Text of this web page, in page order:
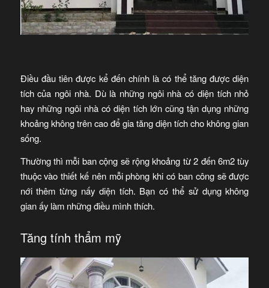
Điều đầu tiên được kể đến chính là có thể tăng được diện
tích của ngôi nhà. Dù là những ngôi nhà có diện tích nhỏ
hay những ngôi nhà có diện tích lớn cũng tận dụng những
khoảng không trên cao để gia tăng diện tích cho không gian
sống.
Thường thì mỗi ban cộng sẽ rộng khoảng từ 2 đến 6m2 tùy
thuộc vào thiết kế nên mỗi phòng khi có ban công sẽ được
nới thêm từng nấy diện tích. Bạn có thể sử dụng không
gian ấy làm những điều mình thích.
Tăng tính thẩm mỹ